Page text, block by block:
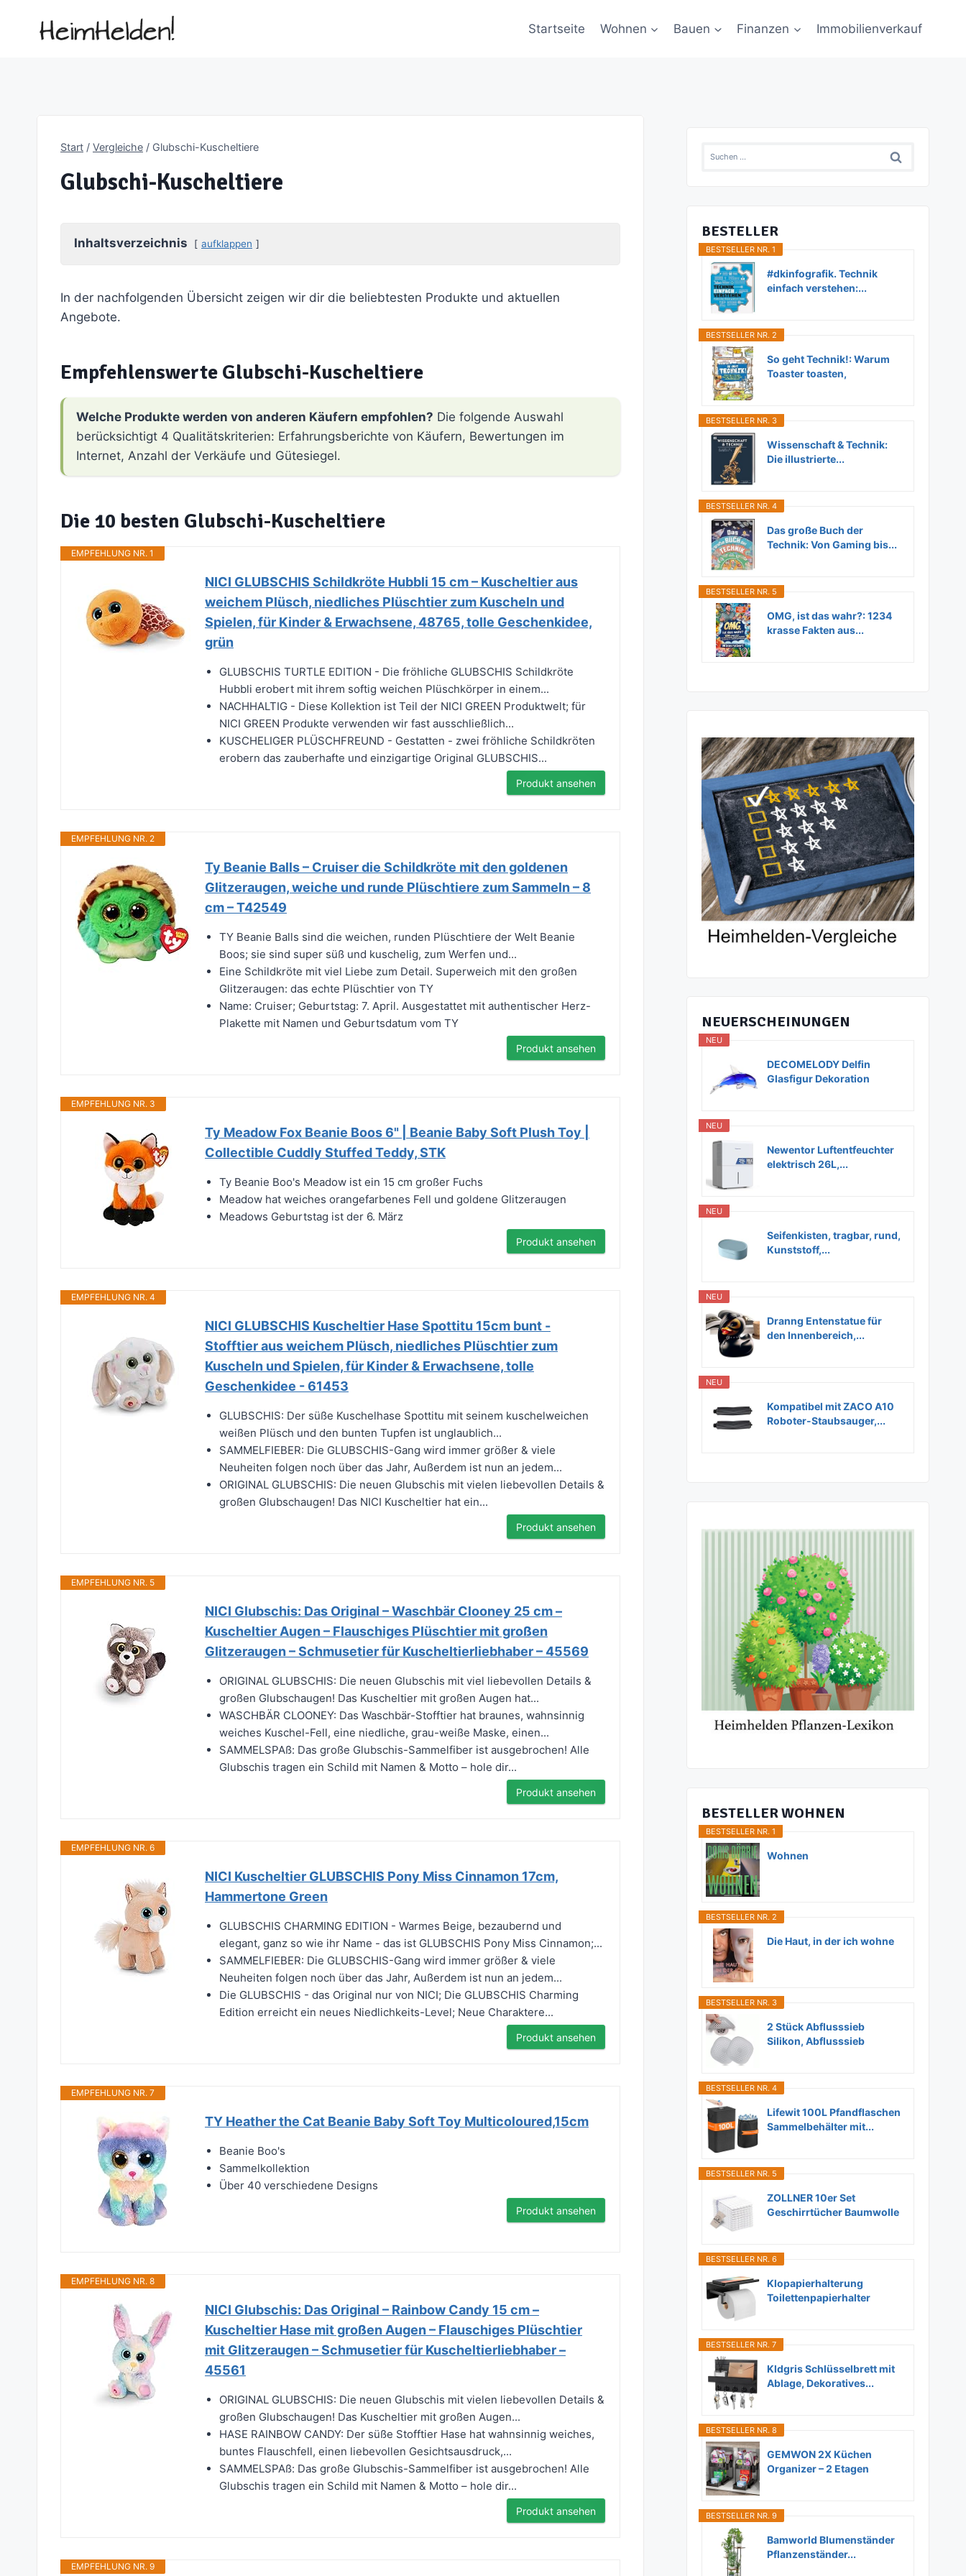
Startseite Wohnen Bauen Finanzen Immobilienverkauf
Start / Vergleiche / Glubschi-Kuscheltiere
Glubschi-Kuscheltiere
Inhaltsverzeichnis aufklappen
In der nachfolgenden Übersicht zeigen wir dir die beliebtesten Produkte und aktuellen
Angebote.
Empfehlenswerte Glubschi-Kuscheltiere
Welche Produkte werden von anderen Käufern empfohlen? Die folgende Auswahl
berücksichtigt 4 Qualitätskriterien: Erfahrungsberichte von Käufern, Bewertungen im
Internet, Anzahl der Verkäufe und Gütesiegel.
Die 10 besten Glubschi-Kuscheltiere
EMPFEHLUNG NR. 1
NICI GLUBSCHIS Schildkröte Hubbli 15 cm – Kuscheltier aus
weichem Plüsch, niedliches Plüschtier zum Kuscheln und
Spielen, für Kinder & Erwachsene, 48765, tolle Geschenkidee,
grün
GLUBSCHIS TURTLE EDITION - Die fröhliche GLUBSCHIS Schildkröte
Hubbli erobert mit ihrem softig weichen Plüschkörper in einem...
NACHHALTIG - Diese Kollektion ist Teil der NICI GREEN Produktwelt; für
NICI GREEN Produkte verwenden wir fast ausschließlich...
KUSCHELIGER PLÜSCHFREUND - Gestatten - zwei fröhliche Schildkröten
erobern das zauberhafte und einzigartige Original GLUBSCHIS...
Produkt ansehen
EMPFEHLUNG NR. 2
Ty Beanie Balls – Cruiser die Schildkröte mit den goldenen
Glitzeraugen, weiche und runde Plüschtiere zum Sammeln – 8
cm – T42549
TY Beanie Balls sind die weichen, runden Plüschtiere der Welt Beanie
Boos; sie sind super süß und kuschelig, zum Werfen und...
Eine Schildkröte mit viel Liebe zum Detail. Superweich mit den großen
Glitzeraugen: das echte Plüschtier von TY
Name: Cruiser; Geburtstag: 7. April. Ausgestattet mit authentischer Herz-
Plakette mit Namen und Geburtsdatum vom TY
Produkt ansehen
EMPFEHLUNG NR. 3
Ty Meadow Fox Beanie Boos 6" | Beanie Baby Soft Plush Toy |
Collectible Cuddly Stuffed Teddy, STK
Ty Beanie Boo's Meadow ist ein 15 cm großer Fuchs
Meadow hat weiches orangefarbenes Fell und goldene Glitzeraugen
Meadows Geburtstag ist der 6. März
Produkt ansehen
EMPFEHLUNG NR. 4
NICI GLUBSCHIS Kuscheltier Hase Spottitu 15cm bunt -
Stofftier aus weichem Plüsch, niedliches Plüschtier zum
Kuscheln und Spielen, für Kinder & Erwachsene, tolle
Geschenkidee - 61453
GLUBSCHIS: Der süße Kuschelhase Spottitu mit seinem kuschelweichen
weißen Plüsch und den bunten Tupfen ist unglaublich...
SAMMELFIEBER: Die GLUBSCHIS-Gang wird immer größer & viele
Neuheiten folgen noch über das Jahr, Außerdem ist nun an jedem...
ORIGINAL GLUBSCHIS: Die neuen Glubschis mit vielen liebevollen Details &
großen Glubschaugen! Das NICI Kuscheltier hat ein...
Produkt ansehen
EMPFEHLUNG NR. 5
NICI Glubschis: Das Original – Waschbär Clooney 25 cm –
Kuscheltier Augen – Flauschiges Plüschtier mit großen
Glitzeraugen – Schmusetier für Kuscheltierliebhaber – 45569
ORIGINAL GLUBSCHIS: Die neuen Glubschis mit viel liebevollen Details &
großen Glubschaugen! Das Kuscheltier mit großen Augen hat...
WASCHBÄR CLOONEY: Das Waschbär-Stofftier hat braunes, wahnsinnig
weiches Kuschel-Fell, eine niedliche, grau-weiße Maske, einen...
SAMMELSPAß: Das große Glubschis-Sammelfiber ist ausgebrochen! Alle
Glubschis tragen ein Schild mit Namen & Motto – hole dir...
Produkt ansehen
EMPFEHLUNG NR. 6
NICI Kuscheltier GLUBSCHIS Pony Miss Cinnamon 17cm,
Hammertone Green
GLUBSCHIS CHARMING EDITION - Warmes Beige, bezaubernd und
elegant, ganz so wie ihr Name - das ist GLUBSCHIS Pony Miss Cinnamon;...
SAMMELFIEBER: Die GLUBSCHIS-Gang wird immer größer & viele
Neuheiten folgen noch über das Jahr, Außerdem ist nun an jedem...
Die GLUBSCHIS - das Original nur von NICI; Die GLUBSCHIS Charming
Edition erreicht ein neues Niedlichkeits-Level; Neue Charaktere...
Produkt ansehen
EMPFEHLUNG NR. 7
TY Heather the Cat Beanie Baby Soft Toy Multicoloured,15cm
Beanie Boo's
Sammelkollektion
Über 40 verschiedene Designs
Produkt ansehen
EMPFEHLUNG NR. 8
NICI Glubschis: Das Original – Rainbow Candy 15 cm –
Kuscheltier Hase mit großen Augen – Flauschiges Plüschtier
mit Glitzeraugen – Schmusetier für Kuscheltierliebhaber –
45561
ORIGINAL GLUBSCHIS: Die neuen Glubschis mit vielen liebevollen Details &
großen Glubschaugen! Das Kuscheltier mit großen Augen...
HASE RAINBOW CANDY: Der süße Stofftier Hase hat wahnsinnig weiches,
buntes Flauschfell, einen liebevollen Gesichtsausdruck,...
SAMMELSPAß: Das große Glubschis-Sammelfiber ist ausgebrochen! Alle
Glubschis tragen ein Schild mit Namen & Motto – hole dir...
Produkt ansehen
EMPFEHLUNG NR. 9
Suchen
BESTELLER
BESTSELLER NR. 1
#dkinfografik. Technik
einfach verstehen:...
BESTSELLER NR. 2
So geht Technik!: Warum
Toaster toasten,
BESTSELLER NR. 3
Wissenschaft & Technik:
Die illustrierte...
BESTSELLER NR. 4
Das große Buch der
Technik: Von Gaming bis...
BESTSELLER NR. 5
OMG, ist das wahr?: 1234
krasse Fakten aus...
NEUERSCHEINUNGEN
NEU
DECOMELODY Delfin
Glasfigur Dekoration
NEU
Newentor Luftentfeuchter
elektrisch 26L,...
NEU
Seifenkisten, tragbar, rund,
Kunststoff,...
NEU
Dranng Entenstatue für
den Innenbereich,...
NEU
Kompatibel mit ZACO A10
Roboter-Staubsauger,...
BESTELLER WOHNEN
BESTSELLER NR. 1
Wohnen
BESTSELLER NR. 2
Die Haut, in der ich wohne
BESTSELLER NR. 3
2 Stück Abflusssieb
Silikon, Abflusssieb
BESTSELLER NR. 4
Lifewit 100L Pfandflaschen
Sammelbehälter mit...
BESTSELLER NR. 5
ZOLLNER 10er Set
Geschirrtücher Baumwolle
BESTSELLER NR. 6
Klopapierhalterung
Toilettenpapierhalter
BESTSELLER NR. 7
Kldgris Schlüsselbrett mit
Ablage, Dekoratives...
BESTSELLER NR. 8
GEMWON 2X Küchen
Organizer – 2 Etagen
BESTSELLER NR. 9
Bamworld Blumenständer
Pflanzenständer...